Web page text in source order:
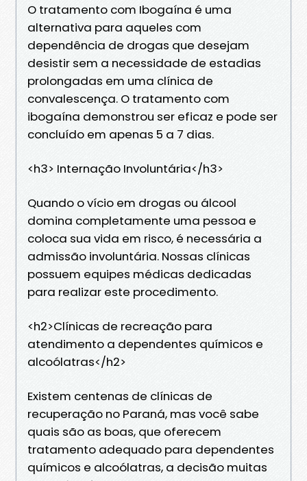
O tratamento com Ibogaína é uma
alternativa para aqueles com
dependência de drogas que desejam
desistir sem a necessidade de estadias
prolongadas em uma clínica de
convalescença. O tratamento com
ibogaína demonstrou ser eficaz e pode ser
concluído em apenas 5 a 7 dias.
<h3> Internação Involuntária</h3>
Quando o vício em drogas ou álcool
domina completamente uma pessoa e
coloca sua vida em risco, é necessária a
admissão involuntária. Nossas clínicas
possuem equipes médicas dedicadas
para realizar este procedimento.
<h2>Clínicas de recreação para
atendimento a dependentes químicos e
alcoólatras</h2>
Existem centenas de clínicas de
recuperação no Paraná, mas você sabe
quais são as boas, que oferecem
tratamento adequado para dependentes
químicos e alcoólatras, a decisão muitas